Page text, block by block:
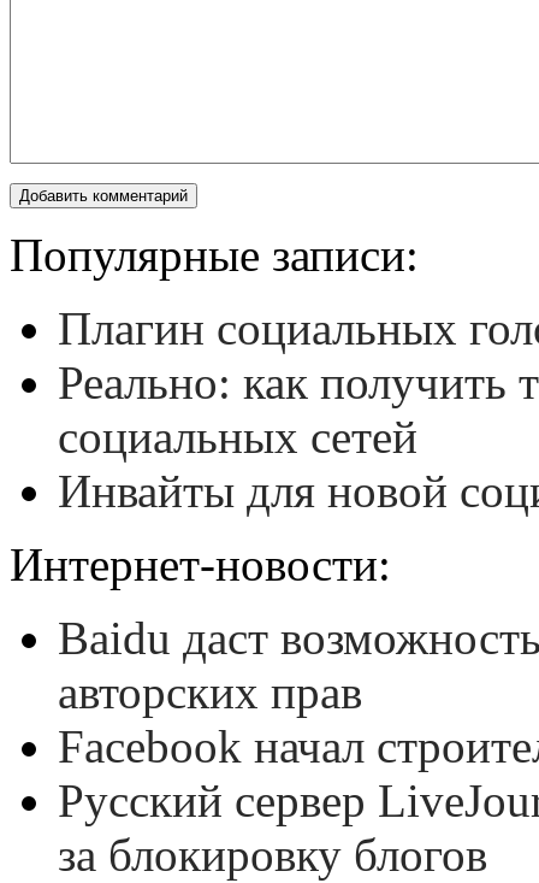
Популярные записи:
Плагин социальных
Реально: как получить
социальных сетей
Инвайты для новой
Интернет-новости:
Baidu даст
авторских прав
Facebook начал
Русский сервер
за блокировку блогов